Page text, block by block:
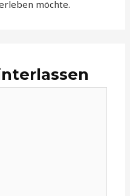
möchte.